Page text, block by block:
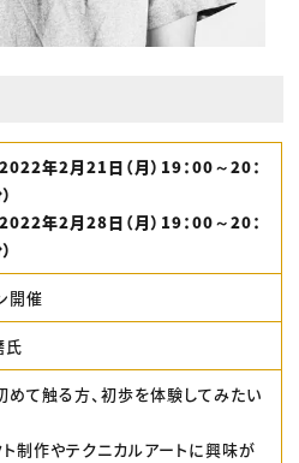
2022年2月21日（月）19：00～20：
2022年2月28日（月）19：00～20：
開催
氏
めて触る方、初歩を体験してみたい
ト制作やテクニカルアートに興味が